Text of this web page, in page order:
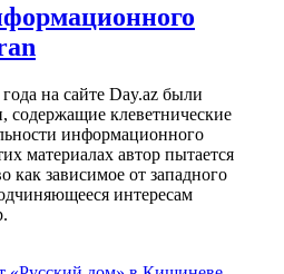
на сайте Day.az были
содержащие клеветнические
информационного
материалах автор пытается
как зависимое от западного
интересам